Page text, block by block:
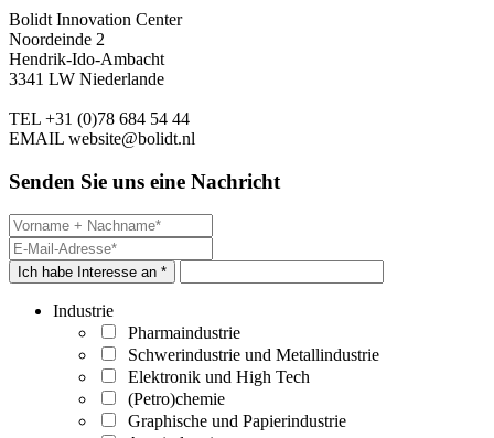
Bolidt Innovation Center
Noordeinde 2
Hendrik-Ido-Ambacht
3341 LW Niederlande
TEL +31 (0)78 684 54 44
EMAIL website@bolidt.nl
Senden Sie uns eine Nachricht
Ich habe Interesse an *
Industrie
Pharmaindustrie
Schwerindustrie und Metallindustrie
Elektronik und High Tech
(Petro)chemie
Graphische und Papierindustrie